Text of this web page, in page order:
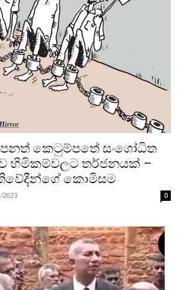
පනත් කෙටුම්පතේ සංශෝධිත
හිමිකම්වලට තර්ජනයක් –
කොමිසම
2023 0